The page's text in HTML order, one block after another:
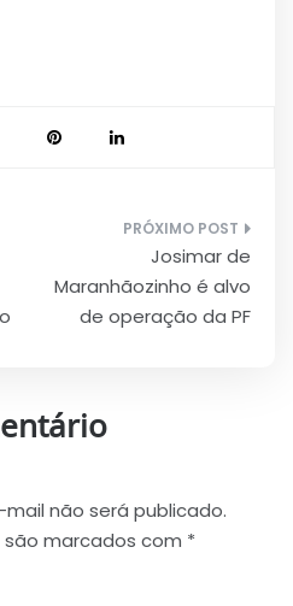
Josimar de
Maranhãozinho é alvo
de operação da PF
não será publicado.
marcados com *